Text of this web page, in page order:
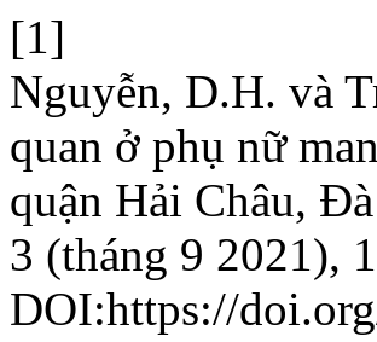
[1]
Nguyễn, D.H. và
quan ở phụ nữ
quận Hải Châu,
3 (tháng 9 2021),
DOI:https://